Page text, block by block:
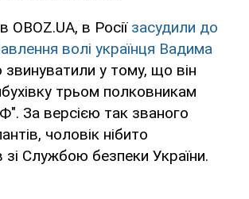
OBOZ.UA, в Росії засудили до
волі українця Вадима
звинуватили у тому, що він
трьом полковникам
За версією так званого
чоловік нібито
зі Службою безпеки України.